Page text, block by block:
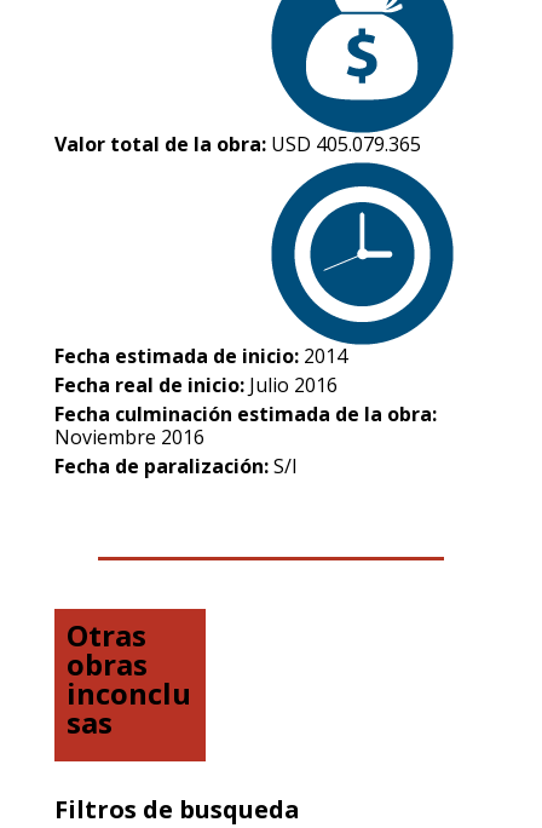
Valor total de la obra: USD 405.079.365
Fecha estimada de inicio: 2014
Fecha real de inicio: Julio 2016
Fecha culminación estimada de la obra:
Noviembre 2016
Fecha de paralización:S/I
Otras
obras
inconclu
sas
Filtros de busqueda